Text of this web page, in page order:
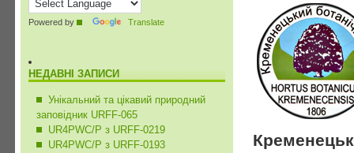
Powered by Translate
НЕДАВНІ ЗАПИСИ
Унікальний та цікавий природний
заповідник URFF-065
UR4PWC/P з URFF-0219
UR4PWC/P з URFF-0193